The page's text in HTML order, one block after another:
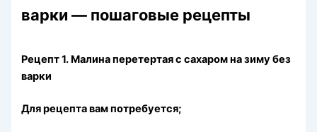
варки — пошаговые рецепты
Рецепт 1. Малина перетертая с сахаром на зиму без
варки
Для рецепта вам потребуется;